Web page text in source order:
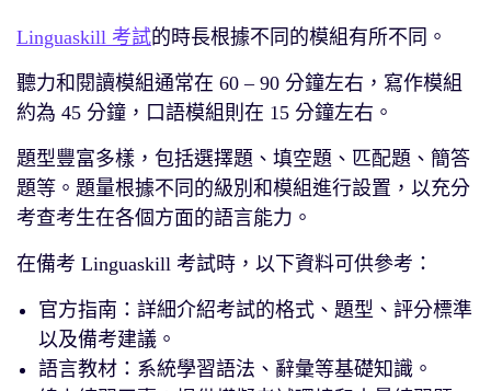
Linguaskill 考試的時長根據不同的模組有所不同。
聽力和閱讀模組通常在 60 – 90 分鐘左右，寫作模組
約為 45 分鐘，口語模組則在 15 分鐘左右。
題型豐富多樣，包括選擇題、填空題、匹配題、簡答
題等。題量根據不同的級別和模組進行設置，以充分
考查考生在各個方面的語言能力。
在備考 Linguaskill 考試時，以下資料可供參考：
官方指南：詳細介紹考試的格式、題型、評分標準
以及備考建議。
語言教材：系統學習語法、辭彙等基礎知識。